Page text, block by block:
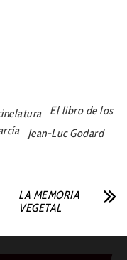
El libro de los
Jean-Luc Godard
LA MEMORIA
VEGETAL